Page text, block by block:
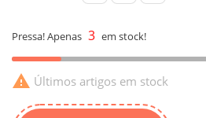
Pressa! Apenas 3 em stock!
 Últimos artigos em stock